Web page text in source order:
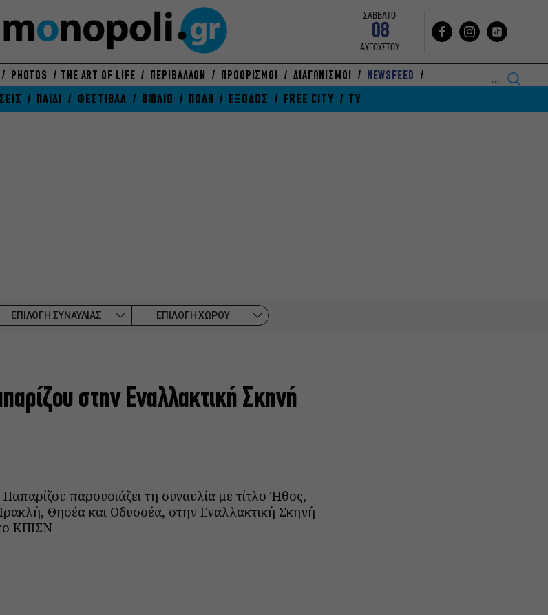
ΣΑΒΒΑΤΟ
08
ΑΥΓΟΥΣΤΟΥ
PHOTOS THE ART OF LIFE ΠΕΡΙΒΑΛΛΟΝ ΠΡΟΟΡΙΣΜΟΙ ΔΙΑΓΩΝΙΣΜΟΙ NEWSFEED
ΠΑΙΔΙ ΦΕΣΤΙΒΑΛ ΒΙΒΛΙΟ ΠΟΛΗ ΕΞΟΔΟΣ FREE CITY TV
ΕΠΙΛΟΓΗ ΣΥΝΑΥΛΙΑΣ ΕΠΙΛΟΓΗ ΧΩΡΟΥ
στην Εναλλακτική Σκηνή
παρουσιάζει τη συναυλία με τίτλο Ήθος,
Θησέα και Οδυσσέα, στην Εναλλακτική Σκηνή
ΚΠΙΣΝ